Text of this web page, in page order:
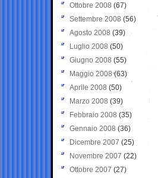
Ottobre 2008 (67)
Settembre 2008 (56)
Agosto 2008 (39)
Luglio 2008 (50)
Giugno 2008 (55)
Maggio 2008(63)
Aprile 2008 (50)
Marzo 2008 (39)
Febbraio 2008 (35)
Gennaio 2008 (36)
Dicembre 2007 (25)
Novembre 2007 (22)
Ottobre 2007 (27)